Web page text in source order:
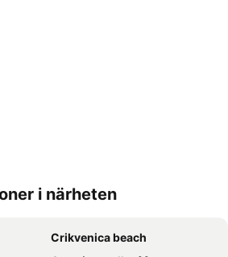
i närheten
Crikvenica beach